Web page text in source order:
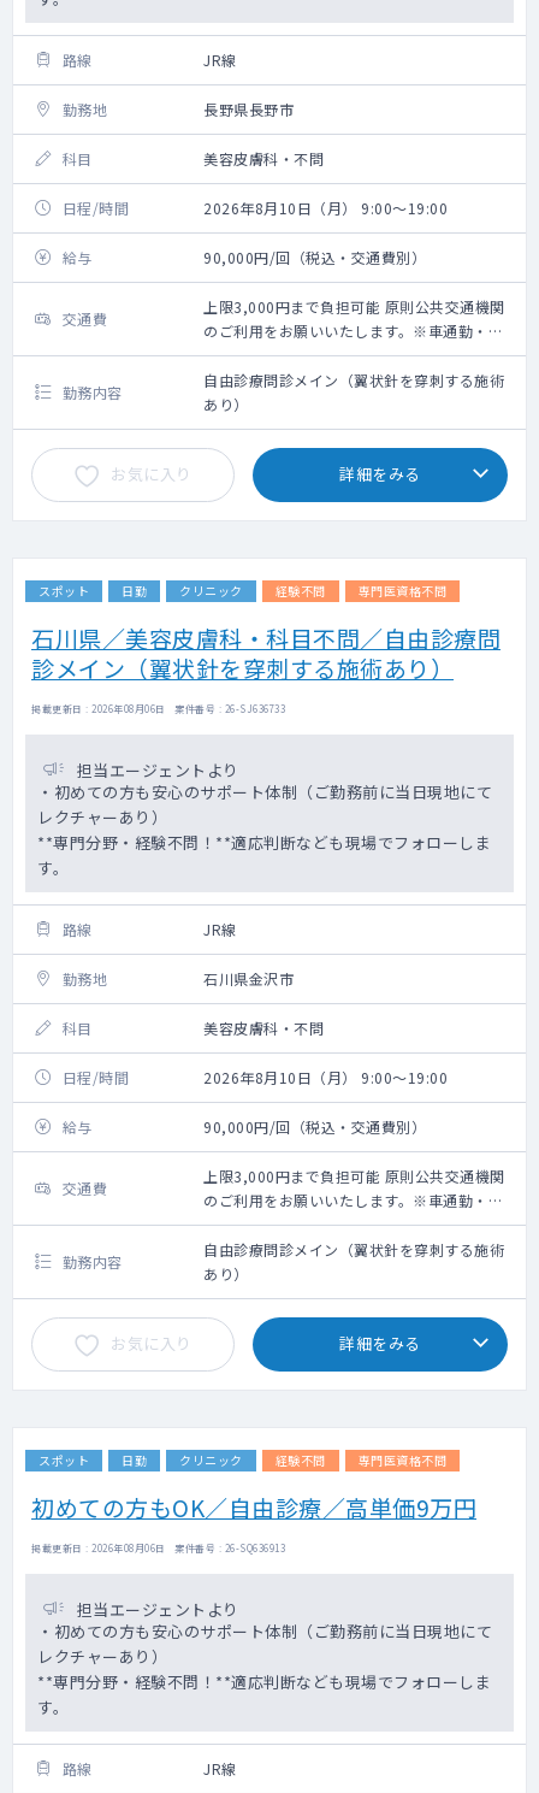
路線 JR線
勤務地 長野県長野市
科目 美容皮膚科・不問
日程/時間 2026年8月10日（月） 9:00～19:00
給与 90,000円/回（税込・交通費別）
交通費
上限3,000円まで負担可能 原則公共交通機関
のご利用をお願いいたします。※車通勤・タ
クシー利用要相談
勤務内容
自由診療問診メイン（翼状針を穿刺する施術
あり）
お気に入り 詳細をみる
スポット 日勤 クリニック 経験不問 専門医資格不問
石川県／美容皮膚科・科目不問／自由診療問
診メイン（翼状針を穿刺する施術あり）
掲載更新日 : 2026年08月06日 案件番号 : 26-SJ636733
担当エージェントより
・初めての方も安心のサポート体制（ご勤務前に当日現地にて
レクチャーあり）
**専門分野・経験不問！**適応判断なども現場でフォローしま
す。
路線 JR線
勤務地 石川県金沢市
科目 美容皮膚科・不問
日程/時間 2026年8月10日（月） 9:00～19:00
給与 90,000円/回（税込・交通費別）
交通費
上限3,000円まで負担可能 原則公共交通機関
のご利用をお願いいたします。※車通勤・タ
クシー利用要相談
勤務内容
自由診療問診メイン（翼状針を穿刺する施術
あり）
お気に入り 詳細をみる
スポット 日勤 クリニック 経験不問 専門医資格不問
初めての方もOK／自由診療／高単価9万円
掲載更新日 : 2026年08月06日 案件番号 : 26-SQ636913
担当エージェントより
・初めての方も安心のサポート体制（ご勤務前に当日現地にて
レクチャーあり）
**専門分野・経験不問！**適応判断なども現場でフォローしま
す。
路線 JR線